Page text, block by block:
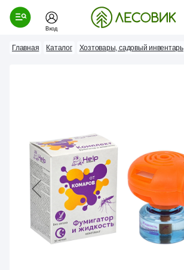
Вход
Главная Каталог Хозтовары, садовый инвентарь